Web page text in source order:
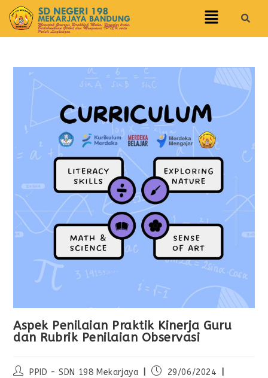
Aspek Penilaian Praktik Kinerja Guru
dan Rubrik Penilaian Observasi
PPID - SDN 198 Mekarjaya
29/06/2024